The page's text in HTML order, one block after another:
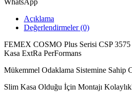
Xenon
Headlight
Açıklama
Değerlendirmeler (0)
FEMEX COSMO Plus Serisi CSP
Kasa ExtRa PerFormans
Mükemmel Odaklama Sistemine Sahip
Slim Kasa Olduğu İçin Montajı